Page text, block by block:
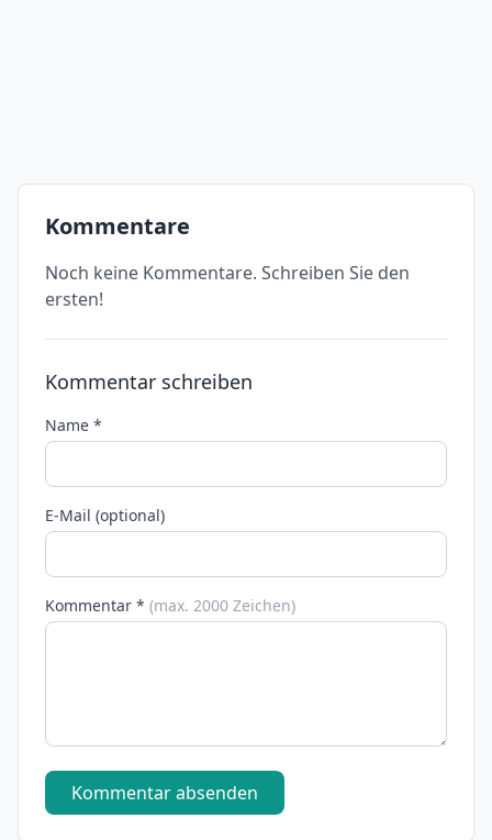
Kommentare
Noch keine Kommentare. Schreiben Sie den
ersten!
Kommentar schreiben
Name *
E-Mail (optional)
Kommentar * (max. 2000 Zeichen)
Kommentar absenden